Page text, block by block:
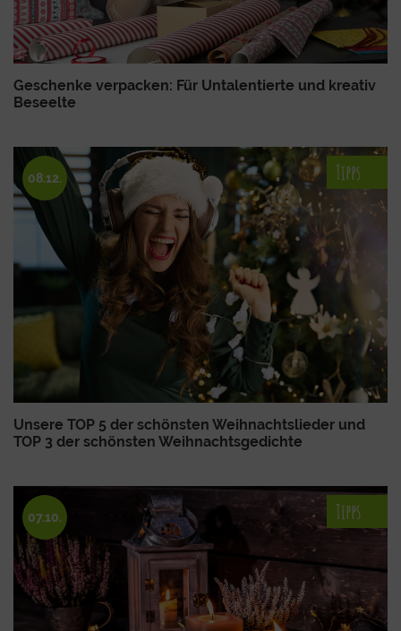
Geschenke verpacken: Für Untalentierte und kreativ
Beseelte
08.12. Tipps
Unsere TOP 5 der schönsten Weihnachtslieder und
TOP 3 der schönsten Weihnachtsgedichte
07.10. Tipps